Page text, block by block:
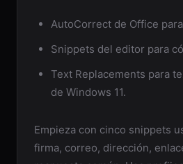
AutoCorrect de Office
Snippets del editor para
Text Replacements para
de Windows 11.
Empieza con cinco snippets
firma, correo, dirección,